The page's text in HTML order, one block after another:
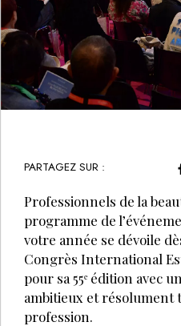
PARTAGEZ SUR :
Professionnels de la
programme de
votre année se dévoile
Congrès International
pour sa 55ᵉ édition avec
ambitieux et résolument
profession.